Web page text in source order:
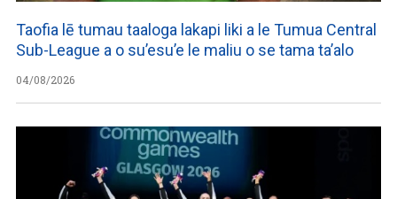
Taofia lē tumau taaloga lakapi liki a le Tumua Central
Sub-League a o su’esu’e le maliu o se tama ta’alo
04/08/2026